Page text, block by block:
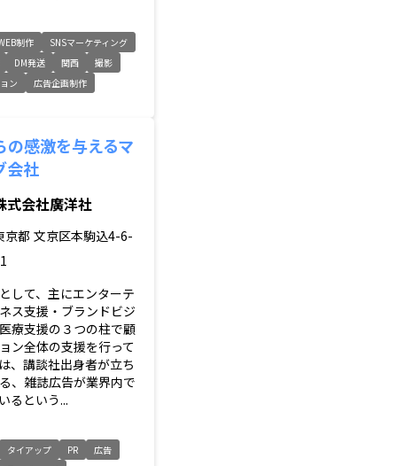
制作
SNSマーケティング
DM発送 関西
撮影
ン
広告企画制作
の感激を与えるマ
会社
式会社廣洋社
京都 文京区本駒込4-6-
して、主にエンターテ
ス支援・ブランドビジ
療支援の３つの柱で顧
ン全体の支援を行って
、講談社出身者が立ち
、雑誌広告が業界内で
るという...
タイアップ PR
広告